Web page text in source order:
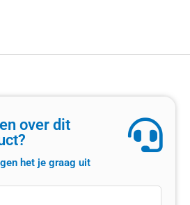
over dit
het je graag uit